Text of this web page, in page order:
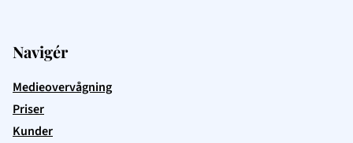
Navigér
Medieovervågning
Priser
Kunder